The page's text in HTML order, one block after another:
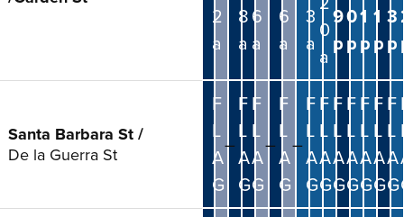
2
a
8
a
6
a
6
a
3
a
0
a
9
p
0
p
1
p
1
p
3
p
Santa Barbara St /
De la Guerra St
F
L
A
G
–
F
L
A
G
F
L
A
G
–
F
L
A
G
–
F
L
A
G
F
L
A
G
F
L
A
G
F
L
A
G
F
L
A
G
F
L
A
G
F
L
A
G